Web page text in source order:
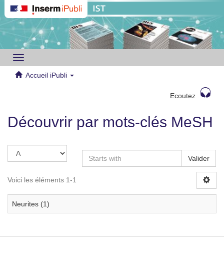
Toggle
navigation
Accueil iPubli
Ecoutez
Découvrir par mots-clés MeSH
Valider
Voici les éléments 1-1
Neurites (1)